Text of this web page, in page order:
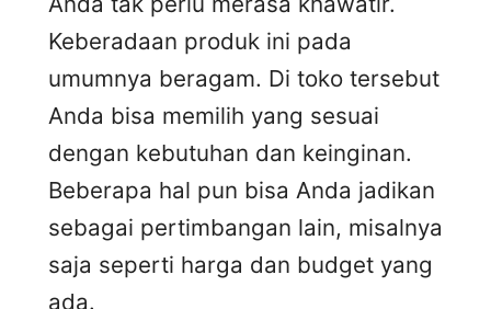
Keberadaan produk ini pada
umumnya beragam. Di toko tersebut
Anda bisa memilih yang sesuai
dengan kebutuhan dan keinginan.
Beberapa hal pun bisa Anda jadikan
sebagai pertimbangan lain, misalnya
saja seperti harga dan budget yang
ada.